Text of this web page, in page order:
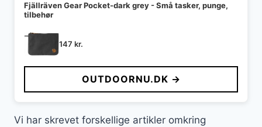
Fjällräven Gear Pocket-dark grey - Små tasker, punge,
tilbehør
147 kr.
OUTDOORNU.DK →
Vi har skrevet forskellige artikler omkring